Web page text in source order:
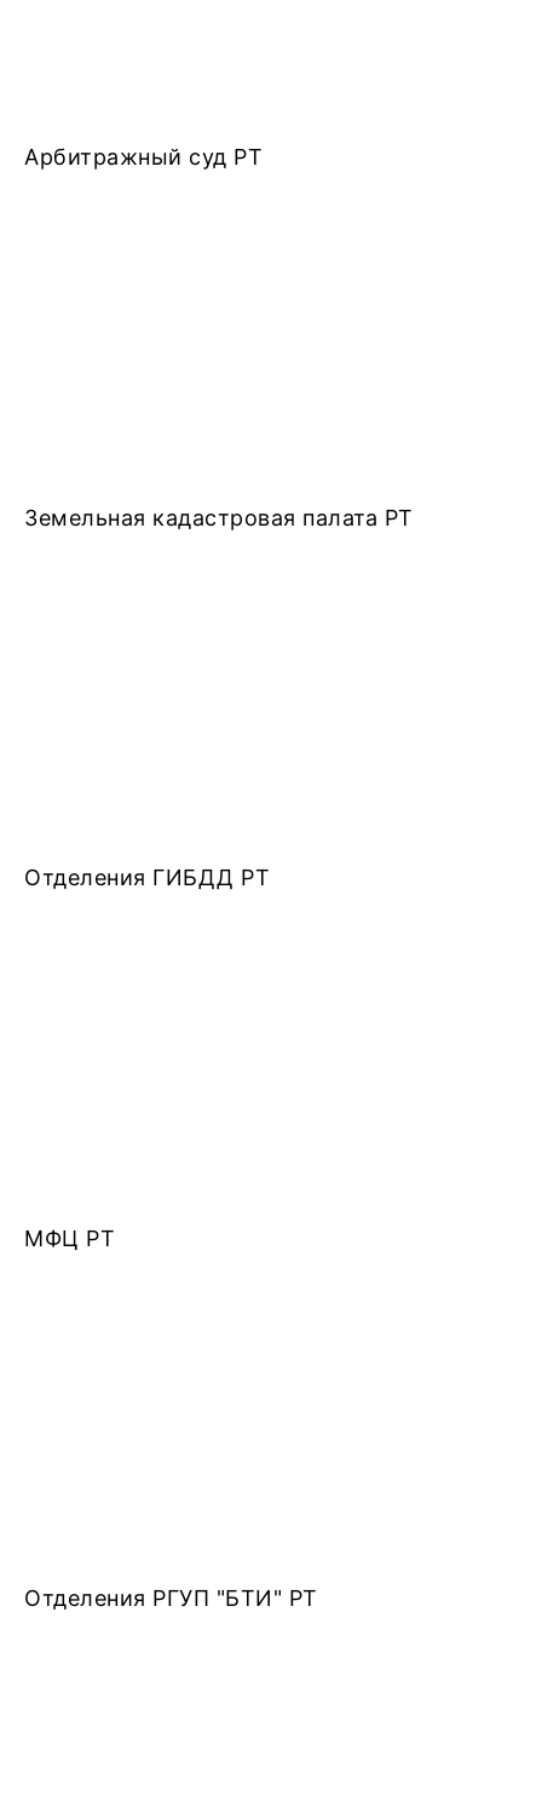
Арбитражный суд РТ
Земельная кадастровая палата РТ
Отделения ГИБДД РТ
МФЦ РТ
Отделения РГУП "БТИ" РТ